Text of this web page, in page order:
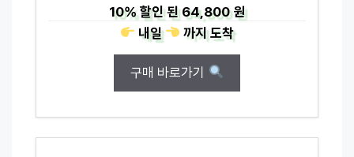
10%할인 된64,800 원
내일
까지도착
구매 바로가기